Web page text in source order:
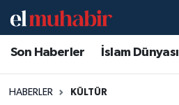
Son Haberler İslam Dünyası
HABERLER KÜLTÜR
Hava Durumu
Trafik Durumu